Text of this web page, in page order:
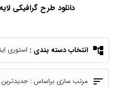
دانلود طرح گرافیکی
account_tree انتخاب دسته بندی :
sort مرتب سازی براساس :